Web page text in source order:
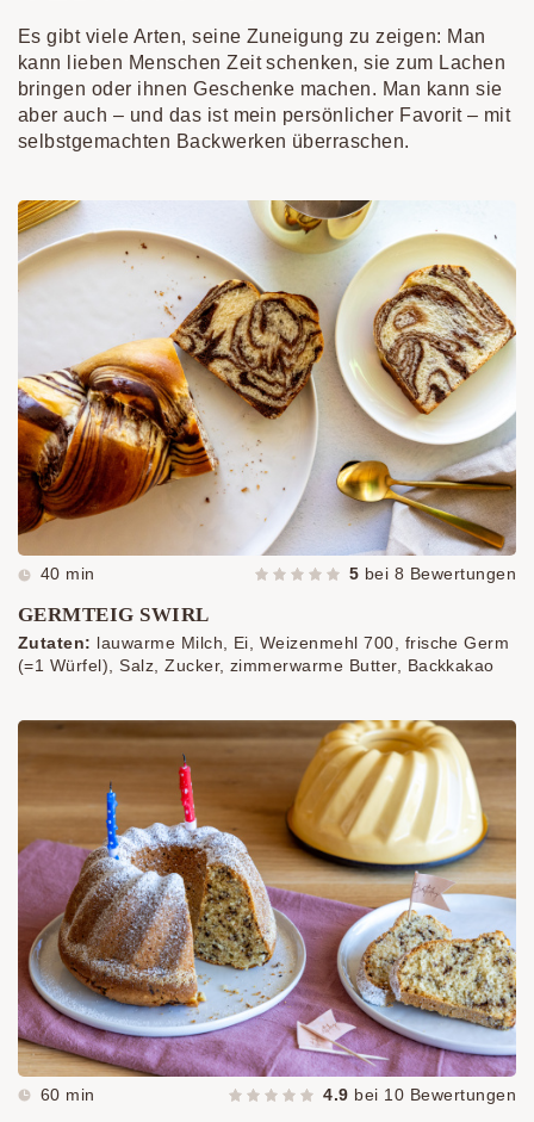
Es gibt viele Arten, seine Zuneigung zu zeigen: Man
kann lieben Menschen Zeit schenken, sie zum Lachen
bringen oder ihnen Geschenke machen. Man kann sie
aber auch – und das ist mein persönlicher Favorit – mit
selbstgemachten Backwerken überraschen.
40 min 5 bei 8 Bewertungen
GERMTEIG SWIRL
Zutaten: lauwarme Milch, Ei, Weizenmehl 700, frische Germ
(=1 Würfel), Salz, Zucker, zimmerwarme Butter, Backkakao
60 min 4.9 bei 10 Bewertungen